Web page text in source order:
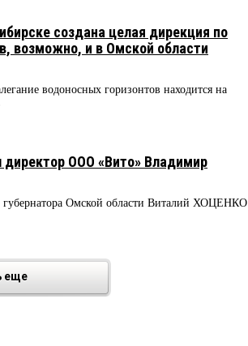
создана целая дирекция по
возможно, и в Омской области
водоносных горизонтов находится на
ООО «Вито» Владимир
губернатора Омской области Виталий ХОЦЕНКО
еще